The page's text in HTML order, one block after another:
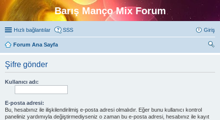
Barış Manço Mix Forum
Hızlı bağlantılar SSS Giriş
Forum Ana Sayfa
Şifre gönder
Kullanıcı adı:
E-posta adresi:
Bu, hesabınız ile ilişkilendirilmiş e-posta adresi olmalıdır. Eğer bunu kullanıcı kontrol
paneliniz yardımıyla değiştirmediyseniz o zaman bu e-posta adresi, hesabınız ile kayıt